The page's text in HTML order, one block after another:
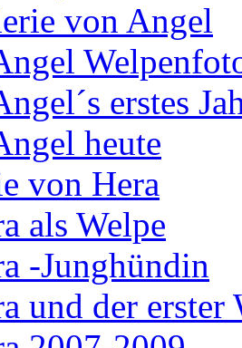
von Angel
erstes
heute
von Hera
als Welpe
-Junghündin
und der